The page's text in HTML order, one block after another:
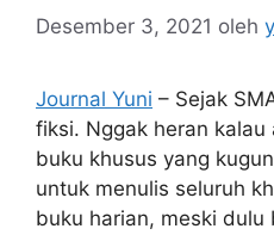
Desember 3, 2021 oleh
Journal Yuni – Sejak
fiksi. Nggak heran
buku khusus yang
untuk menulis seluruh
buku harian, meski dulu